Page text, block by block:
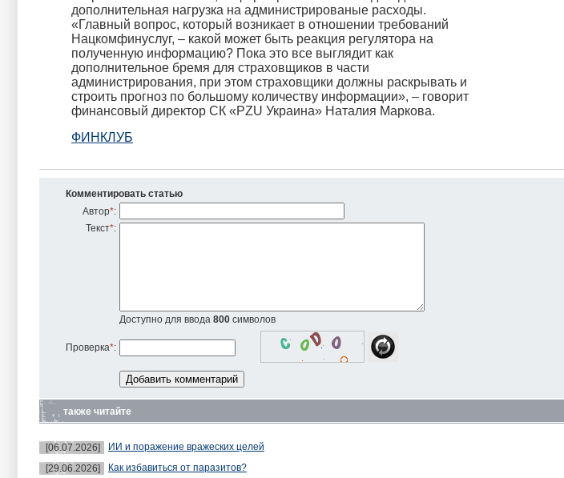
дополнительная нагрузка на администрированые расходы.
«Главный вопрос, который возникает в отношении требований
Нацкомфинуслуг, – какой может быть реакция регулятора на
полученную информацию? Пока это все выглядит как
дополнительное бремя для страховщиков в части
администрирования, при этом страховщики должны раскрывать и
строить прогноз по большому количеству информации», – говорит
финансовый директор СК «PZU Украина» Наталия Маркова.
ФИНКЛУБ
Комментировать статью
Автор*:
Текст*:
Доступно для ввода 800 символов
Проверка*:
также читайте
[06.07.2026]
ИИ и поражение вражеских целей
[29.06.2026]
Как избавиться от паразитов?